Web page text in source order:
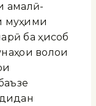
амалӣ-
муҳими
ба ҳисоб
волои